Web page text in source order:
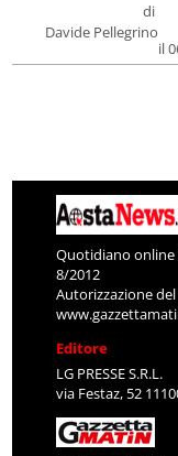
di
Davide Pellegrino
il
Quotidiano online
8/2012
Autorizzazione
Editore
LG PRESSE S.R.L.
via Festaz, 52